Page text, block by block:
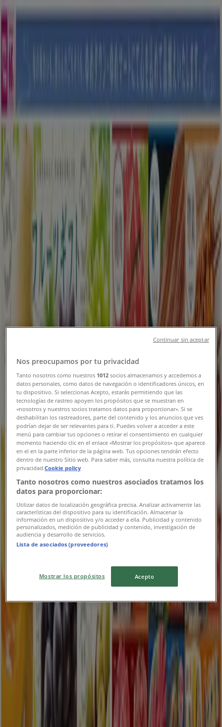
あなたはここにいる：
さいたま市
Featured スーパーマーケット ファッション
ホームセンター&
ペットドラッグストア家電レストランカラオケ & エンター
テイメント
おもちゃ&子供向け商品車&モーターバ
さいたま市のマルナカ：チラシ、クー
ポンやセール情報
フォローするとお得な情報が手に入る
さいたま市のTiendeo
スーパーマーケットのさいたま市チラシ
さいたま市のマルナカ
さいたま市 の マルナカ のオファーを
さっと確認する
カテゴリー:スーパーマーケット
まもなく マルナカ>のカタログ・クーポンの掲載を開始！
{"numCatalogs":0}
さいたま市のスーパーマーケットの別
ゆめタウン
現在の掘り出し物とオファー
さいたま市
Nos preocupamos por tu privacidad
Tanto nosotros como nuestros 1012 socios almacenamos y accedemos a
datos personales, como datos de navegación o identificadores únicos, en
tu dispositivo. Si seleccionas Acepto, estarás permitiendo que las
tecnologías de rastreo apoyen los propósitos que se muestran en
«nosotros y nuestros socios tratamos datos para proporcionar». Si se
deshabilitan los rastreadores, parte del contenido y los anuncios que ves
podrían dejar de ser relevantes para ti. Puedes volver a acceder a este
menú para cambiar tus opciones o retirar el consentimiento en cualquier
momento haciendo clic en el enlace «Mostrar los propósitos» que aparece
en el en la parte inferior de la página web. Tus opciones tendrán efecto
dentro de nuestro Sitio web. Para saber más, consulta nuestra política de
privacidad.Cookie policy
Tanto nosotros como nuestros asociados tratamos los
datos para proporcionar:
Utilizar datos de localización geográfica precisa. Analizar activamente las
características del dispositivo para su identificación. Almacenar la
información en un dispositivo y/o acceder a ella. Publicidad y contenido
personalizados, medición de publicidad y contenido, investigación de
audiencia y desarrollo de servicios.
Lista de asociados (proveedores)
Mostrar los propósitos Acepto
Continuar sin aceptar